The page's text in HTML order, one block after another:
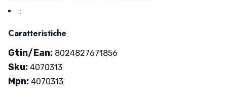
:
Caratteristiche
Gtin/Ean: 8024827671856
Sku: 4070313
Mpn: 4070313